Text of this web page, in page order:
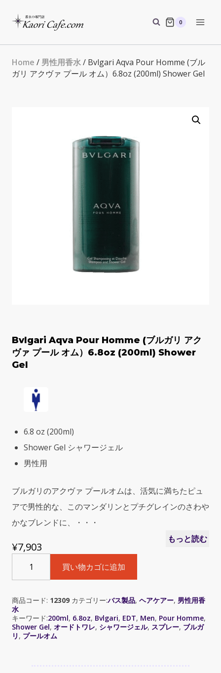
0
Home / 男性用香水/ Bvlgari Aqva Pour Homme (ブル
ガリ アクヴァ プール オム）6.8oz (200ml) Shower Gel
Bvlgari Aqva Pour Homme (ブルガリ アク
ヴァ プール オム）6.8oz (200ml) Shower
Gel
6.8 oz (200ml)
Shower Gel シャワージェル
男性用
ブルガリのアクヴァ プールオムは、活気に満ちたピュ
アで男性的な、このマンダリンとプチグレインのさわや
かなブレンドに、・・・
もっと読む
¥7,903
Aqva
Pour
(ブ
ル
ガ
リ
買い物カゴに追加
商品コード: 12309 カテゴリー:バス製品, ヘアケアー, 男性用香
水
キーワード:200ml, 6.8oz, Bvlgari, EDT, Men, Pour Homme,
Shower Gel, オードトワレ, シャワージェル, スプレー, ブルガ
リ , プールオム